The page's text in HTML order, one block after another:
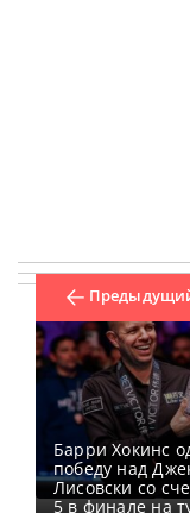
Барри Хокинс
победу над
Лисовски со
5 в финале на